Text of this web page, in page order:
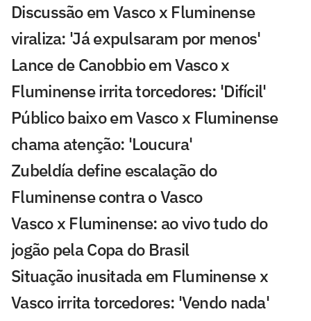
Discussão em Vasco x Fluminense
viraliza: 'Já expulsaram por menos'
Lance de Canobbio em Vasco x
Fluminense irrita torcedores: 'Difícil'
Público baixo em Vasco x Fluminense
chama atenção: 'Loucura'
Zubeldía define escalação do
Fluminense contra o Vasco
Vasco x Fluminense: ao vivo tudo do
jogão pela Copa do Brasil
Situação inusitada em Fluminense x
Vasco irrita torcedores: 'Vendo nada'